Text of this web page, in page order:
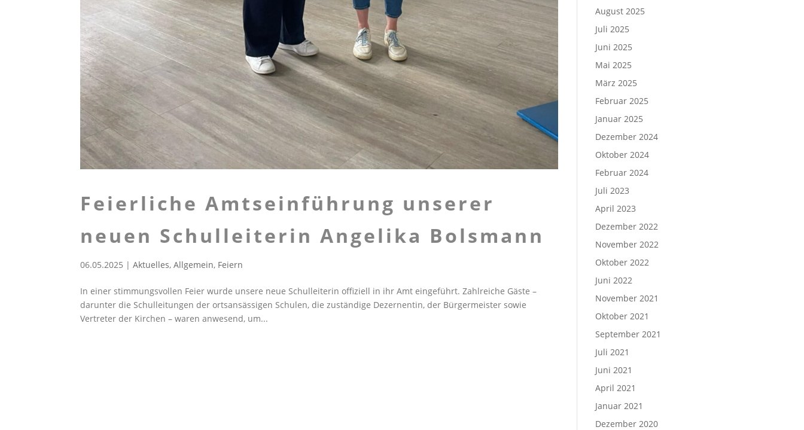
Feierliche Amtseinführung unserer
neuen Schulleiterin Angelika Bolsmann
06.05.2025 |Aktuelles,Allgemein, Feiern
In einer stimmungsvollen Feier wurde unsere neue Schulleiterin offiziell in ihr Amt eingeführt. Zahlreiche Gäste –
darunter die Schulleitungen der ortsansässigen Schulen, die zuständige Dezernentin, der Bürgermeister sowie
Vertreter der Kirchen – waren anwesend, um...
August 2025
Juli 2025
Juni 2025
Mai 2025
März 2025
Februar 2025
Januar 2025
Dezember 2024
Oktober 2024
Februar 2024
Juli 2023
April 2023
Dezember 2022
November 2022
Oktober 2022
Juni 2022
November 2021
Oktober 2021
September 2021
Juli 2021
Juni 2021
April 2021
Januar 2021
Dezember 2020